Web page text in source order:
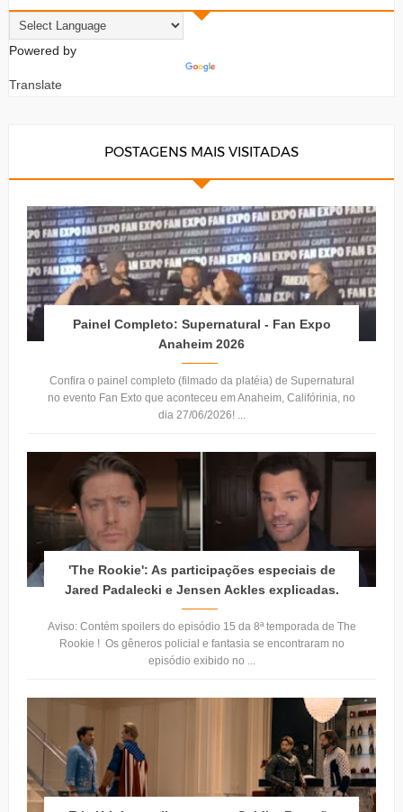
Powered by
Translate
POSTAGENS MAIS VISITADAS
Painel Completo: Supernatural - Fan Expo
Anaheim 2026
Confira o painel completo (filmado da platéia) de Supernatural
no evento Fan Exto que aconteceu em Anaheim, Califórinia, no
dia 27/06/2026! ...
'The Rookie': As participações especiais de
Jared Padalecki e Jensen Ackles explicadas.
Aviso: Contém spoilers do episódio 15 da 8ª temporada de The
Rookie ! Os gêneros policial e fantasia se encontraram no
episódio exibido no ...